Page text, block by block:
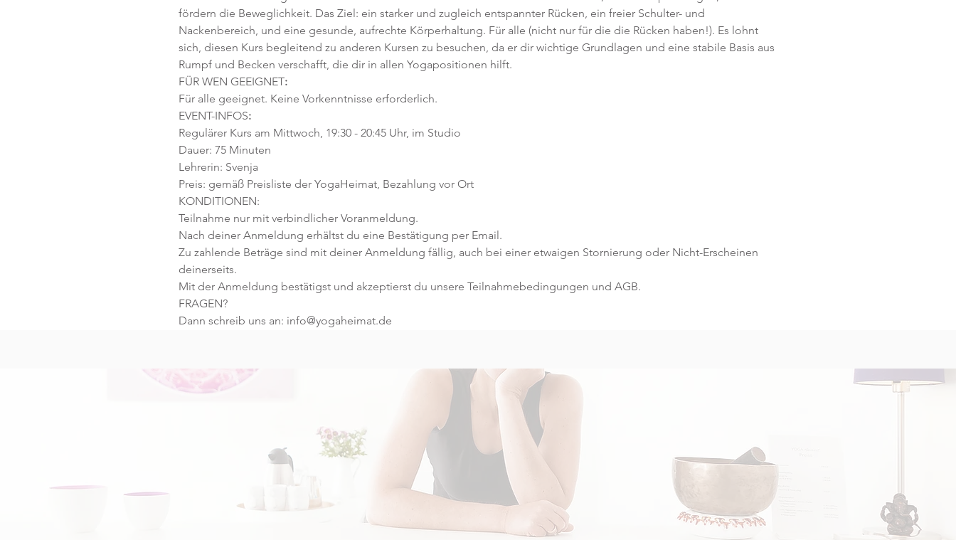
fördern die Beweglichkeit. Das Ziel: ein starker und zugleich entspannter Rücken, ein freier Schulter- und
Nackenbereich, und eine gesunde, aufrechte Körperhaltung. Für alle (nicht nur für die die Rücken haben!). Es lohnt
sich, diesen Kurs begleitend zu anderen Kursen zu besuchen, da er dir wichtige Grundlagen und eine stabile Basis aus
Rumpf und Becken verschafft, die dir in allen Yogapositionen hilft.
FÜR WEN GEEIGNET:
Für alle geeignet. Keine Vorkenntnisse erforderlich.
EVENT-INFOS:
Regulärer Kurs am Mittwoch, 19:30 - 20:45 Uhr, im Studio
Dauer: 75 Minuten
Lehrerin: Svenja
Preis: gemäß Preisliste der YogaHeimat, Bezahlung vor Ort
KONDITIONEN:
Teilnahme nur mit verbindlicher Voranmeldung.
Nach deiner Anmeldung erhältst du eine Bestätigung per Email.
Zu zahlende Beträge sind mit deiner Anmeldung fällig, auch bei einer etwaigen Stornierung oder Nicht-Erscheinen
deinerseits.
Mit der Anmeldung bestätigst und akzeptierst du unsere Teilnahmebedingungen und AGB.
FRAGEN?
Dann schreib uns an: info@yogaheimat.de